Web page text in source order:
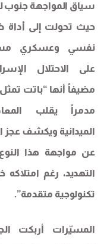
سياق المواجهة جنوب
حيث تحولت إلى أداة
نفسي وعسكري
على الاحتلال
مضيفاً أنها “باتت تمثل
مدمراً يقلب
الميدانية ويكشف عجز
عن مواجهة هذا النوع
التهديد، رغم امتلاكه
تكنولوجية متقدمة”.
المسيّرات أربكت